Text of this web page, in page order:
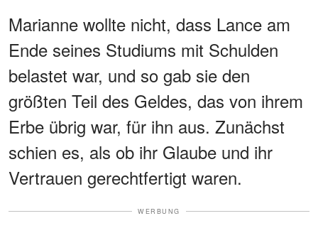
Marianne wollte nicht, dass Lance am
Ende seines Studiums mit Schulden
belastet war, und so gab sie den
größten Teil des Geldes, das von ihrem
Erbe übrig war, für ihn aus. Zunächst
schien es, als ob ihr Glaube und ihr
Vertrauen gerechtfertigt waren.
WERBUNG